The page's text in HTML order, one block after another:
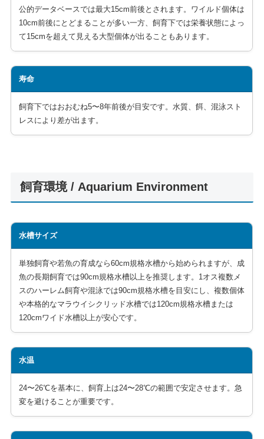
公的データベースでは最大15cm前後とされます。ワイルド個体は
10cm前後にとどまることが多い一方、飼育下では栄養状態によっ
て15cmを超えて見える大型個体が出ることもあります。
寿命
飼育下ではおおむね5〜8年前後が目安です。水質、餌、混泳スト
レスにより差が出ます。
飼育環境 / Aquarium Environment
水槽サイズ
単独飼育や若魚の育成なら60cm規格水槽から始められますが、成
魚の長期飼育では90cm規格水槽以上を推奨します。1オス複数メ
スのハーレム飼育や混泳では90cm規格水槽を目安にし、複数個体
や本格的なマラウイシクリッド水槽では120cm規格水槽または
120cmワイド水槽以上が安心です。
水温
24〜26℃を基本に、飼育上は24〜28℃の範囲で安定させます。急
変を避けることが重要です。